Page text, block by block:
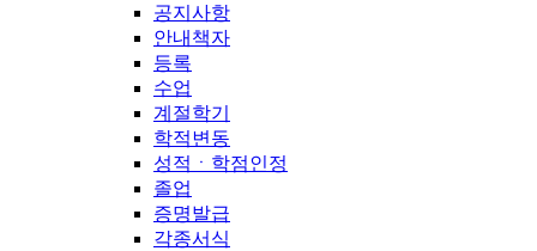
공지사항
안내책자
등록
수업
계절학기
학적변동
성적ㆍ학점인정
졸업
증명발급
각종서식